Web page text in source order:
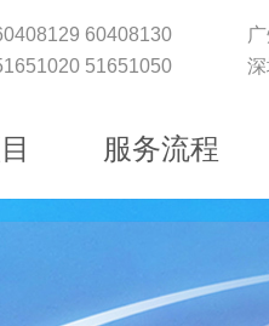
60408130
51651050
服务流程